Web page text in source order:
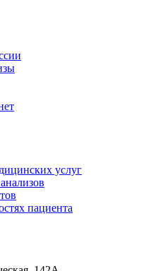
услуг
пациента